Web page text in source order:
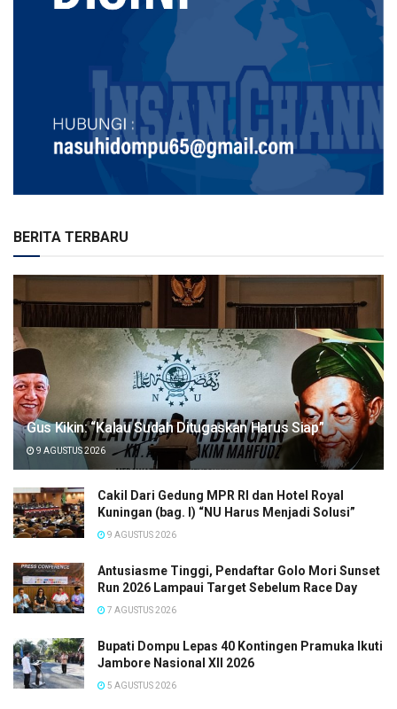
BERITA TERBARU
Gus Kikin: “Kalau Sudah Ditugaskan Harus Siap”
9 AGUSTUS 2026
Cakil Dari Gedung MPR RI dan Hotel Royal
Kuningan (bag. I) “NU Harus Menjadi Solusi”
9 AGUSTUS 2026
Antusiasme Tinggi, Pendaftar Golo Mori Sunset
Run 2026 Lampaui Target Sebelum Race Day
7 AGUSTUS 2026
Bupati Dompu Lepas 40 Kontingen Pramuka Ikuti
Jambore Nasional XII 2026
5 AGUSTUS 2026